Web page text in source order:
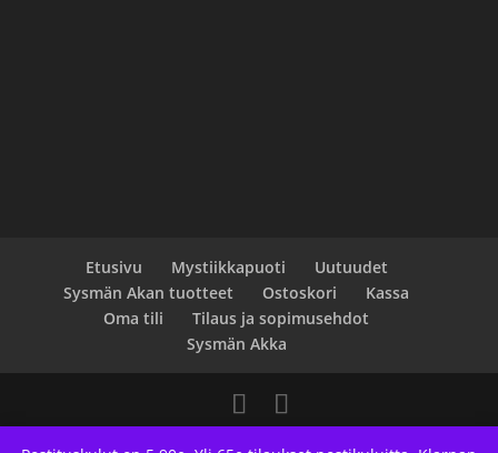
Etusivu Mystiikkapuoti
Uutuudet
Sysmän Akan tuotteet
Ostoskori
Kassa
Oma tili
Tilaus ja sopimusehdot
Sysmän Akka